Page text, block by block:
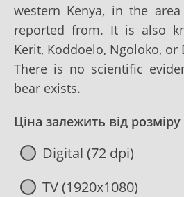
western Kenya, in the
reported from. It is also
Kerit, Koddoelo, Ngoloko, or
There is no scientific
bear exists.
Ціна залежить від
Digital (72 dpi)
TV (1920x1080)